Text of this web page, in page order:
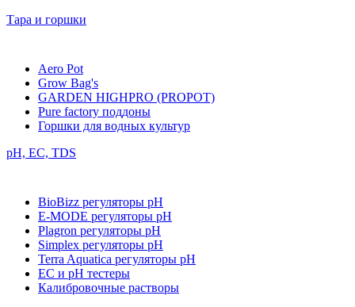
Тара и горшки
Aero Pot
Grow Bag's
GARDEN HIGHPRO (PROPOT)
Pure factory поддоны
Горшки для водных культур
pH, EC, TDS
BioBizz регуляторы pH
E-MODE регуляторы pH
Plagron регуляторы pH
Simplex регуляторы pH
Terra Aquatica регуляторы pH
EC и pH тестеры
Калибровочные растворы